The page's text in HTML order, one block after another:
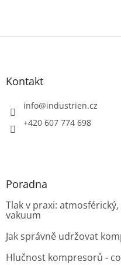
Z
Kontakt
info@industrien.cz
+420 607 774 698
Poradna
Tlak v praxi:
vakuum
Jak správně udržovat
Hlučnost kompresorů -